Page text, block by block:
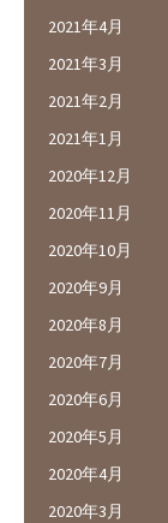
2021年4月
2021年3月
2021年2月
2021年1月
2020年12月
2020年11月
2020年10月
2020年9月
2020年8月
2020年7月
2020年6月
2020年5月
2020年4月
2020年3月